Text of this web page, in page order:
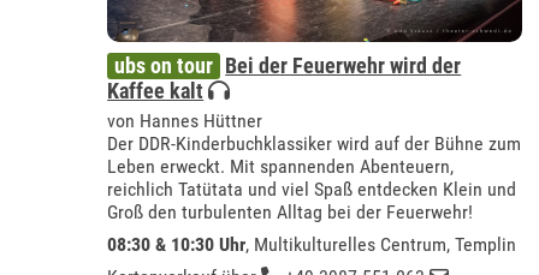
ubs on tour Bei der Feuerwehr wird der
Kaffee kalt
von Hannes Hüttner
Der DDR-Kinderbuchklassiker wird auf der Bühne zum
Leben erweckt. Mit spannenden Abenteuern,
reichlich Tatütata und viel Spaß entdecken Klein und
Groß den turbulenten Alltag bei der Feuerwehr!
08:30 & 10:30 Uhr, Multikulturelles Centrum, Templin